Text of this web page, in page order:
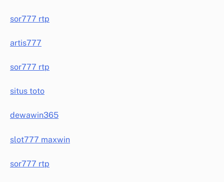
sor777 rtp
artis777
sor777 rtp
situs toto
dewawin365
slot777 maxwin
sor777 rtp